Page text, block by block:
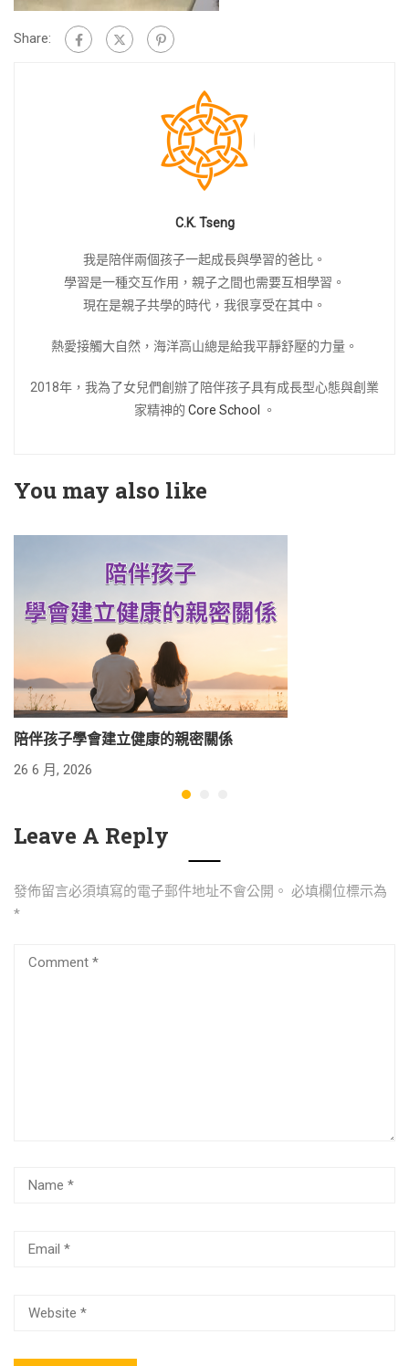
Share:
C.K. Tseng
我是陪伴兩個孩子一起成長與學習的爸比。
學習是一種交互作用，親子之間也需要互相學習。
現在是親子共學的時代，我很享受在其中。
熱愛接觸大自然，海洋高山總是給我平靜舒壓的力量。
2018年，我為了女兒們創辦了陪伴孩子具有成長型心態與創業
家精神的 Core School 。
You may also like
陪伴孩子學會建立健康的親密關係
26 6 月, 2026
Leave A Reply
發佈留言必須填寫的電子郵件地址不會公開。 必填欄位標示為
*